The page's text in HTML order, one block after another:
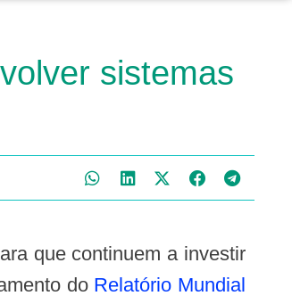
sistemas
que continuem a investir
do Relatório Mundial